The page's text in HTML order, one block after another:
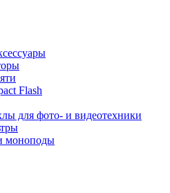
Flash
для фото- и видеотехники
моноподы